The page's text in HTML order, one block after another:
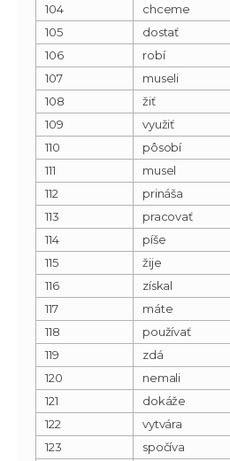
104
chceme
105
dostať
106
robí
107
museli
108
žiť
109
využiť
110
pôsobí
111
musel
112
prináša
113
pracovať
114
píše
115
žije
116
získal
117
máte
118
používať
119
zdá
120
nemali
121
dokáže
122
vytvára
123
spočíva